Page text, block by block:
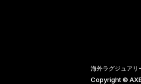
海外ラグジュアリ
Copyright ©